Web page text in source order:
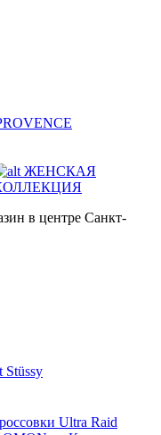
ЖЕНСКАЯ
в центре Санкт-
Stüssy